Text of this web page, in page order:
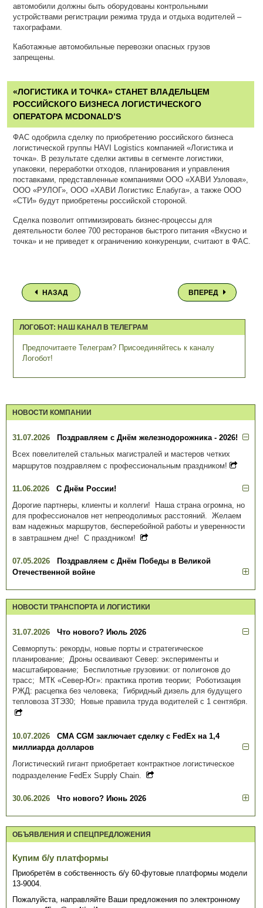
автомобили должны быть оборудованы контрольными
устройствами регистрации режима труда и отдыха водителей –
тахографами.
Каботажные автомобильные перевозки опасных грузов
запрещены.
«ЛОГИСТИКА И ТОЧКА» СТАНЕТ ВЛАДЕЛЬЦЕМ
РОССИЙСКОГО БИЗНЕСА ЛОГИСТИЧЕСКОГО
ОПЕРАТОРА MCDONALD’S
ФАС одобрила сделку по приобретению российского бизнеса
логистической группы HAVI Logistics компанией «Логистика и
точка». В результате сделки активы в сегменте логистики,
упаковки, переработки отходов, планирования и управления
поставками, представленные компаниями ООО «ХАВИ Узловая»,
ООО «РУЛОГ», ООО «ХАВИ Логистикс Елабуга», а также ООО
«СТИ» будут приобретены российской стороной.
Сделка позволит оптимизировать бизнес-процессы для
деятельности более 700 ресторанов быстрого питания «Вкусно и
точка» и не приведет к ограничению конкуренции, считают в ФАС.
НАЗАД ВПЕРЕД
ЛОГОБОТ: НАШ КАНАЛ В ТЕЛЕГРАМ
Предпочитаете Телеграм? Присоединяйтесь к каналу
Логобот!
НОВОСТИ КОМПАНИИ
31.07.2026
Поздравляем с Днём железнодорожника - 2026!
Всех повелителей стальных магистралей и мастеров четких
маршрутов поздравляем с профессиональным праздником!
11.06.2026
С Днём России!
Дорогие партнеры, клиенты и коллеги! Наша страна огромна, но
для профессионалов нет непреодолимых расстояний. Желаем
вам надежных маршрутов, бесперебойной работы и уверенности
в завтрашнем дне! С праздником!
07.05.2026
Поздравляем с Днём Победы в Великой
Отечественной войне
НОВОСТИ ТРАНСПОРТА И ЛОГИСТИКИ
31.07.2026
Что нового? Июль 2026
Севморпуть: рекорды, новые порты и стратегическое
планирование; Дроны осваивают Север: эксперименты и
масштабирование; Беспилотные грузовики: от полигонов до
трасс; МТК «Север-Юг»: практика против теории; Роботизация
РЖД: расцепка без человека; Гибридный дизель для будущего
тепловоза 3ТЭ30; Новые правила труда водителей с 1 сентября.
10.07.2026
CMA CGM заключает сделку с FedEx на 1,4
миллиарда долларов
Логистический гигант приобретает контрактное логистическое
подразделение FedEx Supply Chain.
30.06.2026 Что нового? Июнь 2026
ОБЪЯВЛЕНИЯ И СПЕЦПРЕДЛОЖЕНИЯ
Купим б/у платформы
Приобретём в собственность б/у 60-футовые платформы модели
13-9004.
Пожалуйста, направляйте Ваши предложения по электронному